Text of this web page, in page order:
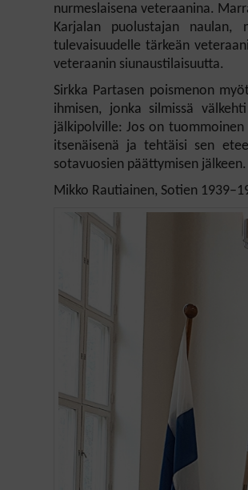
nurmeslaisena veteraanina.
Karjalan puolustajan naulan,
tulevaisuudelle tärkeän
veteraanin siunaustilaisuutta.
Sirkka Partasen poismenon
ihmisen, jonka silmissä
jälkipolville: Jos on
itsenäisenä ja tehtäisi sen
sotavuosien päättymisen jälkeen.
Mikko Rautiainen, Sotien